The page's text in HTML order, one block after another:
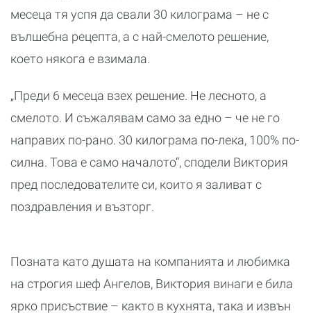
месеца тя успя да свали 30 килограма – не с
вълшебна рецепта, а с най-смелото решение,
което някога е взимала.
„Преди 6 месеца взех решение. Не лесното, а
смелото. И съжалявам само за едно – че не го
направих по-рано. 30 килограма по-лека, 100% по-
силна. Това е само началото“, сподели Виктория
пред последователите си, които я заливат с
поздравления и възторг.
Позната като душата на компанията и любимка
на строгия шеф Ангелов, Виктория винаги е била
ярко присъствие – както в кухнята, така и извън